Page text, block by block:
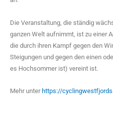
Die Veranstaltung, die ständig
ganzen Welt aufnimmt, ist zu einer
die durch ihren Kampf gegen den
Steigungen und gegen den einen
es Hochsommer ist) vereint ist.
Mehr unter https://